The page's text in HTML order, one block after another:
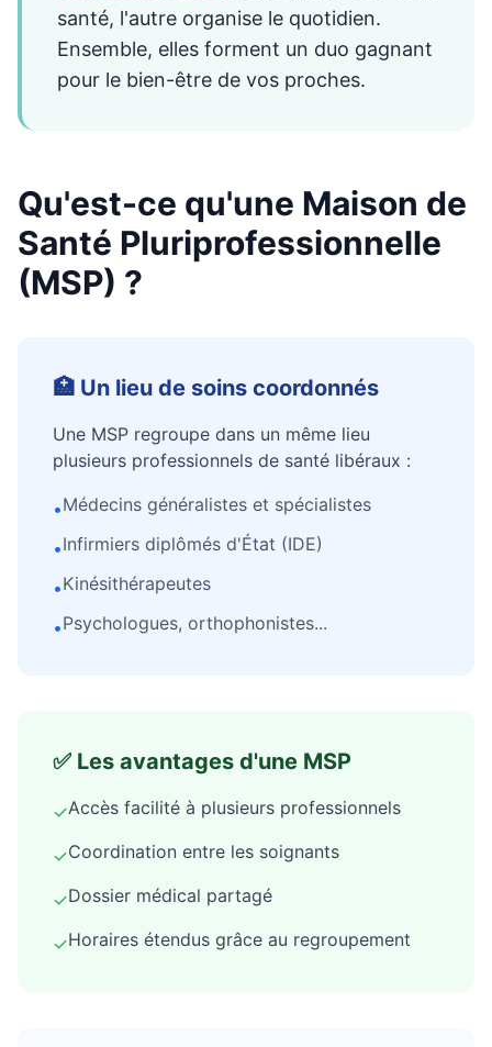
santé, l'autre organise le quotidien.
Ensemble, elles forment un duo gagnant
pour le bien-être de vos proches.
Qu'est-ce qu'une Maison de
Santé Pluriprofessionnelle
(MSP) ?
🏥 Un lieu de soins coordonnés
Une MSP regroupe dans un même lieu
plusieurs professionnels de santé libéraux :
•Médecins généralistes et spécialistes
•Infirmiers diplômés d'État (IDE)
•Kinésithérapeutes
•Psychologues, orthophonistes...
✅ Les avantages d'une MSP
✓Accès facilité à plusieurs professionnels
✓Coordination entre les soignants
✓Dossier médical partagé
✓Horaires étendus grâce au regroupement